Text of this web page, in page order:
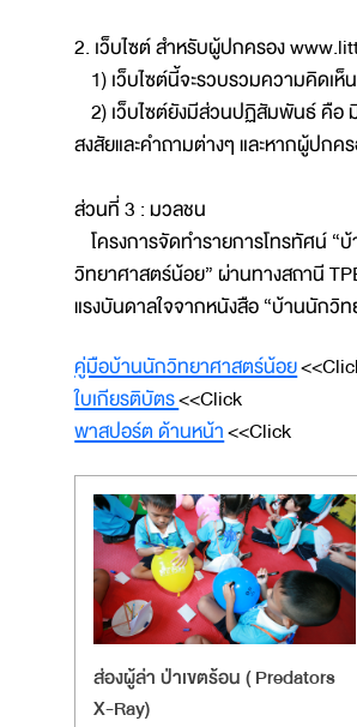
2. เว็บไซต์ สำหรับผู้ปกครอง
1) เว็บไซต์นี้จะรวบรวมความคิดเ
2) เว็บไซต์ยังมีส่วนปฏิสัมพันธ์ คือ
สงสัยและคำถามต่างๆ และหากผู้ปก
ส่วนที่ 3 : มวลชน
โครงการจัดทำรายการโทรทัศน์
วิทยาศาสตร์น้อย” ผ่านทางสถานี
แรงบันดาลใจจากหนังสือ “บ้านนักวิ
คู่มือบ้านนักวิทยาศาสตร์น้อย
ใบเกียรติบัตร<<Click
พาสปอร์ต ด้านหน้า<<Click
ส่องผู้ล่า ป่าเขตร้อน ( Predators
X-Ray)